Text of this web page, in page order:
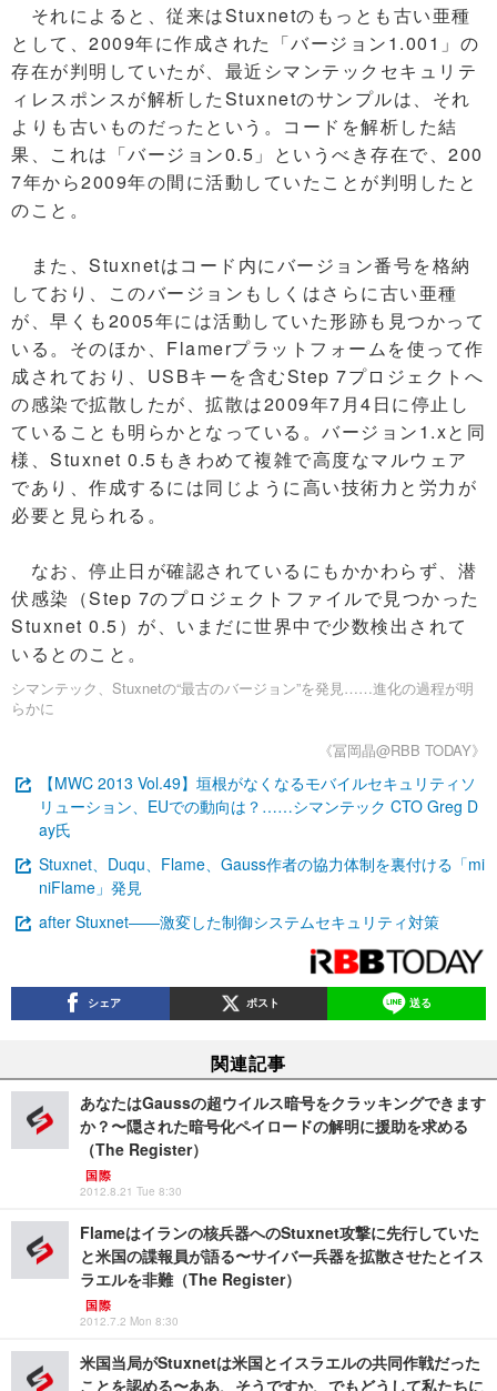
それによると、従来はStuxnetのもっとも古い亜種
として、2009年に作成された「バージョン1.001」の
存在が判明していたが、最近シマンテックセキュリテ
ィレスポンスが解析したStuxnetのサンプルは、それ
よりも古いものだったという。コードを解析した結
果、これは「バージョン0.5」というべき存在で、200
7年から2009年の間に活動していたことが判明したと
のこと。
また、Stuxnetはコード内にバージョン番号を格納
しており、このバージョンもしくはさらに古い亜種
が、早くも2005年には活動していた形跡も見つかって
いる。そのほか、Flamerプラットフォームを使って作
成されており、USBキーを含むStep 7プロジェクトへ
の感染で拡散したが、拡散は2009年7月4日に停止し
ていることも明らかとなっている。バージョン1.xと同
様、Stuxnet 0.5もきわめて複雑で高度なマルウェア
であり、作成するには同じように高い技術力と労力が
必要と見られる。
なお、停止日が確認されているにもかかわらず、潜
伏感染（Step 7のプロジェクトファイルで見つかった
Stuxnet 0.5）が、いまだに世界中で少数検出されて
いるとのこと。
シマンテック、Stuxnetの“最古のバージョン”を発見……進化の過程が明
らかに
《冨岡晶@RBB TODAY》
【MWC 2013 Vol.49】垣根がなくなるモバイルセキュリティソ
リューション、EUでの動向は？……シマンテック CTO Greg D
ay氏
Stuxnet、Duqu、Flame、Gauss作者の協力体制を裏付ける「mi
niFlame」発見
after Stuxnet――激変した制御システムセキュリティ対策
シェア ポスト 送る
関連記事
あなたはGaussの超ウイルス暗号をクラッキングできます
か？〜隠された暗号化ペイロードの解明に援助を求める
（The Register）
国際
2012.8.21 Tue 8:30
Flameはイランの核兵器へのStuxnet攻撃に先行していた
と米国の諜報員が語る〜サイバー兵器を拡散させたとイス
ラエルを非難（The Register）
国際
2012.7.2 Mon 8:30
米国当局がStuxnetは米国とイスラエルの共同作戦だった
ことを認める〜ああ、そうですか、でもどうして私たちに